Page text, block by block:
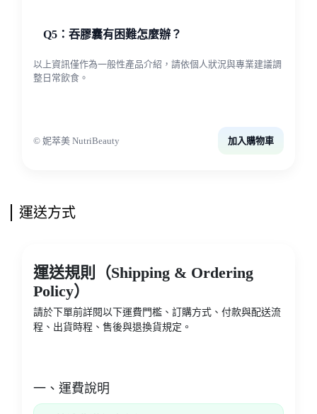
Q5：吞膠囊有困難怎麼辦？
以上資訊僅作為一般性產品介紹，請依個人狀況與專業建議調
整日常飲食。
© 妮萃美 NutriBeauty 加入購物車
運送方式
運送規則（Shipping & Ordering
Policy）
請於下單前詳閱以下運費門檻、訂購方式、付款與配送流
程、出貨時程、售後與退換貨規定。
一、運費說明